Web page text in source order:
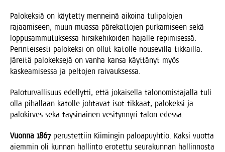
Palo­kek­siä on käy­tet­ty men­nei­nä aikoi­na tuli­pa­lo­jen
rajaa­mi­seen, muun muas­sa päre­kat­to­jen pur­ka­mi­seen sekä
lop­pusam­mu­tuk­ses­sa hir­si­ke­hi­koi­den hajal­le repi­mi­ses­sä.
Perin­tei­ses­ti palo­kek­si on ollut katol­le nouse­vil­la tik­kail­la.
Järei­tä palo­kek­se­jä on van­ha kan­sa käyt­tä­nyt myös
kas­kea­mi­ses­sa ja pel­to­jen raivauksessa.
Palo­tur­val­li­suus edel­lyt­ti, että jokai­sel­la talo­no­mis­ta­jal­la tuli
olla pihal­laan katol­le joh­ta­vat isot tik­kaat, palo­kek­si ja
palo­kir­ves sekä täy­si­näi­nen vesi­tyn­ny­ri talon edessä.
Vuon­na 1867perus­tet­tiin Kii­min­gin paloa­pu­yh­tiö. Kak­si vuot­ta
aiem­min oli kun­nan hal­lin­to ero­tet­tu seu­ra­kun­nan hal­lin­nos­ta